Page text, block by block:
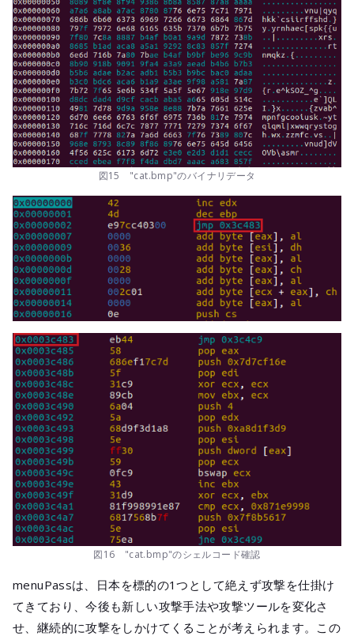
図15 "cat.bmp"のバイナリデータ
図16 "cat.bmp"のシェルコード確認
menuPassは、日本を標的の1つとして絶えず攻撃を仕掛け
てきており、今後も新しい攻撃手法や攻撃ツールを変化さ
せ、継続的に攻撃をしかけてくることが考えられます。この